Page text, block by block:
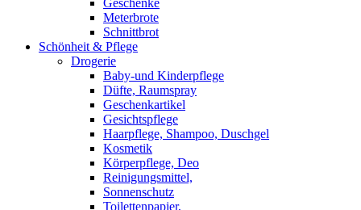
Geschenke
Meterbrote
Schnittbrot
Schönheit & Pflege
Drogerie
Baby-und Kinderpflege
Düfte, Raumspray
Geschenkartikel
Gesichtspflege
Haarpflege, Shampoo, Duschgel
Kosmetik
Körperpflege, Deo
Reinigungsmittel,
Sonnenschutz
Toilettenpapier,